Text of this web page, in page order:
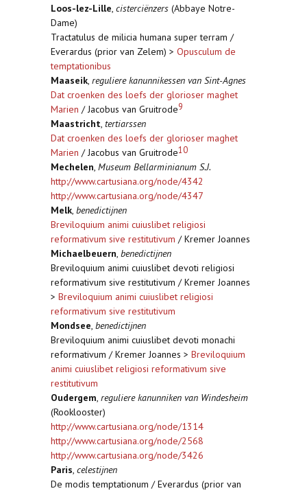
Loos-lez-Lille, cisterciënzers (Abbaye Notre-
Dame)
Tractatulus de milicia humana super terram /
Everardus (prior van Zelem) > Opusculum de
temptationibus
Maaseik, reguliere kanunnikessen van Sint-Agnes
Dat croenken des loefs der glorioser maghet
Marien / Jacobus van Gruitrode9
Maastricht, tertiarssen
Dat croenken des loefs der glorioser maghet
Marien / Jacobus van Gruitrode10
Mechelen, Museum Bellarminianum S.J.
http://www.cartusiana.org/node/4342
http://www.cartusiana.org/node/4347
Melk, benedictijnen
Breviloquium animi cuiuslibet religiosi
reformativum sive restitutivum / Kremer Joannes
Michaelbeuern, benedictijnen
Breviloquium animi cuiuslibet devoti religiosi
reformativum sive restitutivum / Kremer Joannes
> Breviloquium animi cuiuslibet religiosi
reformativum sive restitutivum
Mondsee, benedictijnen
Breviloquium animi cuiuslibet devoti monachi
reformativum / Kremer Joannes > Breviloquium
animi cuiuslibet religiosi reformativum sive
restitutivum
Oudergem, reguliere kanunniken van Windesheim
(Rooklooster)
http://www.cartusiana.org/node/1314
http://www.cartusiana.org/node/2568
http://www.cartusiana.org/node/3426
Paris, celestijnen
De modis temptationum / Everardus (prior van